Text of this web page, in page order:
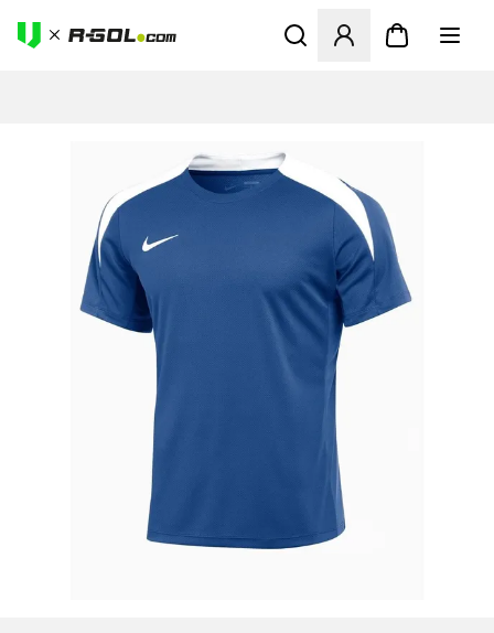
Odpre Modal za prijavo ali